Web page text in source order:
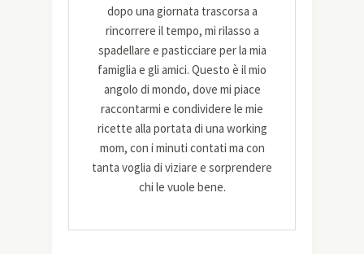
dopo una giornata trascorsa a
rincorrere il tempo, mi rilasso a
spadellare e pasticciare per la mia
famiglia e gli amici. Questo è il mio
angolo di mondo, dove mi piace
raccontarmi e condividere le mie
ricette alla portata di una working
mom, con i minuti contati ma con
tanta voglia di viziare e sorprendere
chi le vuole bene.